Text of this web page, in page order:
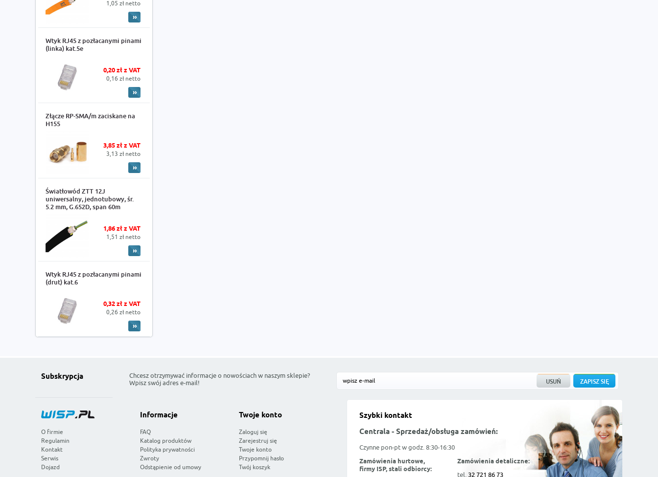
1,05 zł netto
Wtyk RJ45 z pozłacanymi pinami
(linka) kat.5e
0,20 zł z VAT
0,16 zł netto
Złącze RP-SMA/m zaciskane na
H155
3,85 zł z VAT
3,13 zł netto
Światłowód ZTT 12J
uniwersalny, jednotubowy, śr.
5.2 mm, G.652D, span 60m
1,86 zł z VAT
1,51 zł netto
Wtyk RJ45 z pozłacanymi pinami
(drut) kat.6
0,32 zł z VAT
0,26 zł netto
Subskrypcja
Chcesz otrzymywać informacje o nowościach w naszym sklepie?
Wpisz swój adres e-mail!
Szybki kontakt
Centrala - Sprzedaż/obsługa zamówień:
Czynne pon-pt w godz. 8:30-16:30
Zamówienia hurtowe,
firmy ISP, stali odbiorcy:
Zamówienia detaliczne:
tel. 32 721 86 73
O firmie
Regulamin
Kontakt
Serwis
Dojazd
Informacje
FAQ
Katalog produktów
Polityka prywatności
Zwroty
Odstąpienie od umowy
Twoje konto
Zaloguj się
Zarejestruj się
Twoje konto
Przypomnij hasło
Twój koszyk